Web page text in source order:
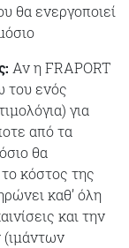
θα ενεργοποιεί
Αν η FRAPORT
του ενός
για
από τα
θα
κόστος της
καθ’ όλη
και την